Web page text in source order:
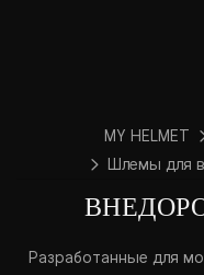
MY HELMET
Шлемы для
Разработанные для